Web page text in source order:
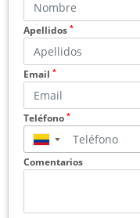
Apellidos *
Email *
Teléfono *
▼
Comentarios